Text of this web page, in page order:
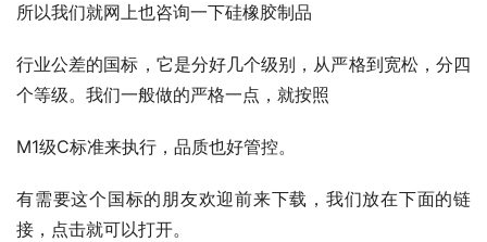
所以我们就网上也咨询一下硅橡胶制品
行业公差的国标，它是分好几个级别，从严格到宽松，分四
个等级。我们一般做的严格一点，就按照
M1级C标准来执行，品质也好管控。
有需要这个国标的朋友欢迎前来下载，我们放在下面的链
接，点击就可以打开。